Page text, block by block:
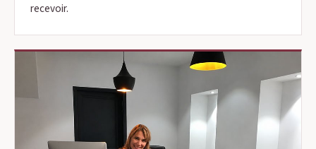
recevoir.